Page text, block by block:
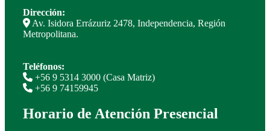
Dirección:
Av. Isidora Errázuriz 2478, Independencia, Región
Metropolitana.
Teléfonos:
+56 9 5314 3000 (Casa Matriz)
+56 9 74159945
Horario de Atención Presencial